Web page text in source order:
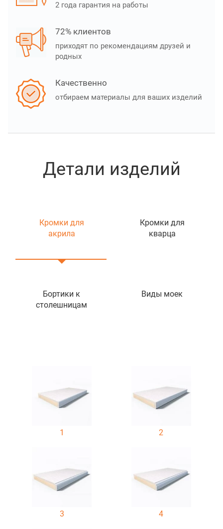
2 года гарантия на работы
72% клиентов
приходят по рекомендациям друзей и
родных
Качественно
отбираем материалы для ваших изделий
Детали изделий
Кромки для
акрила
Кромки для
кварца
Бортики к
столешницам
Виды моек
1 2
3 4